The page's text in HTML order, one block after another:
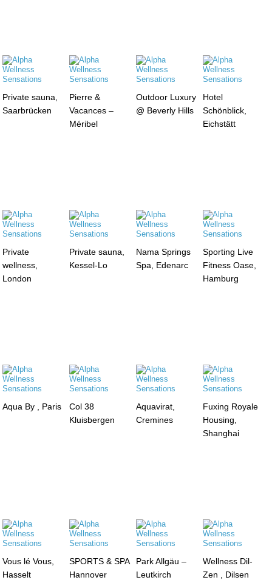
Private sauna,
Saarbrücken
Pierre &
Vacances –
Méribel
Outdoor Luxury
@ Beverly Hills
Hotel
Schönblick,
Eichstätt
Private
wellness,
London
Private sauna,
Kessel-Lo
Nama Springs
Spa, Edenarc
Sporting Live
Fitness Oase,
Hamburg
Aqua By , Paris
Col 38
Kluisbergen
Aquavirat,
Cremines
Fuxing Royale
Housing,
Shanghai
Vous lé Vous,
Hasselt
SPORTS & SPA
Hannover
Park Allgäu –
Leutkirch
Wellness Dil-
Zen , Dilsen